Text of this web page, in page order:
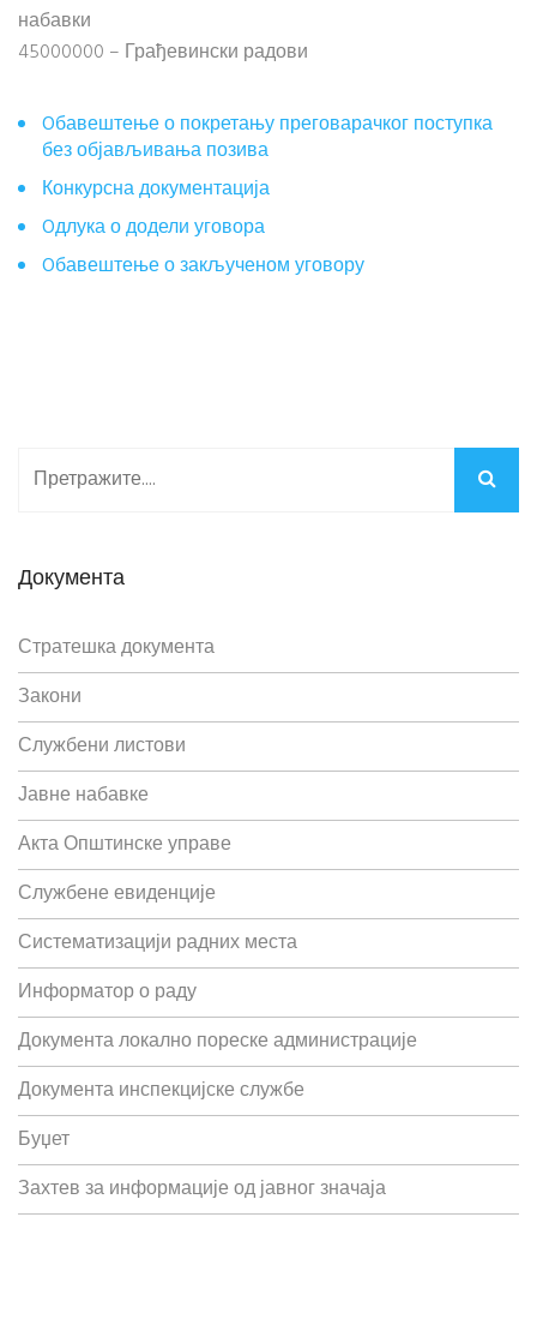
набавки
45000000 – Грађевински радови
Oбавештење о покретању преговарачког поступка
без објављивања позива
Конкурсна документација
Oдлука о додели уговора
Oбавештење о закљученом уговору
Документа
Стратешка документа
Закони
Службени листови
Јавне набавке
Акта Општинске управе
Службене евиденције
Систематизацији радних места
Информатор о раду
Документа локално пореске администрације
Документа инспекцијске службе
Буџет
Захтев за информације од јавног значаја